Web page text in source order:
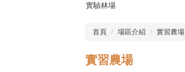
實驗林場
首頁 場區介紹 實習農場
實習農場